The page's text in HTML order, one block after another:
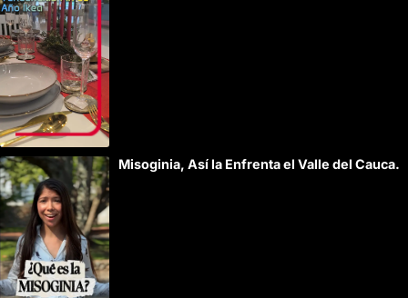
Misoginia, Así la Enfrenta el Valle del Cauca.